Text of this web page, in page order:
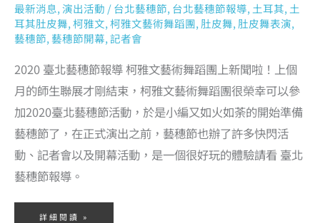
最新消息,演出活動 /台北藝穗節, 台北藝穗節報導, 土耳其, 土
耳其肚皮舞,柯雅文,柯雅文藝術舞蹈團, 肚皮舞, 肚皮舞表演,
藝穗節,藝穗節開幕,記者會
2020 臺北藝穗節報導 柯雅文藝術舞蹈團上新聞啦！上個
月的師生聯展才剛結束，柯雅文藝術舞蹈團很榮幸可以參
加2020臺北藝穗節活動，於是小編又如火如荼的開始準備
藝穗節了，在正式演出之前，藝穗節也辦了許多快閃活
動、記者會以及開幕活動，是一個很好玩的體驗請看 臺北
藝穗節報導。
詳細閱讀 »